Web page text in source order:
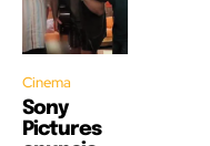
Cinema
Sony
Pictures